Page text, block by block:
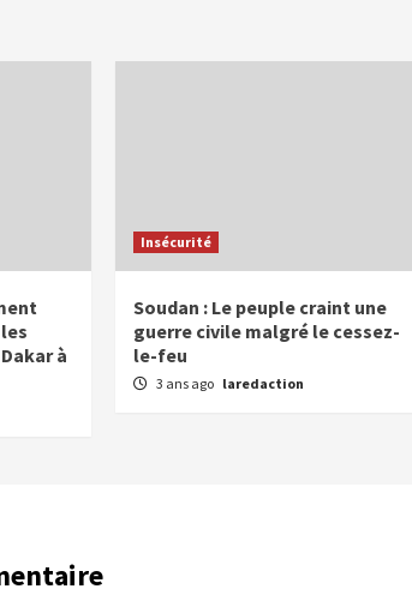
à
Insécurité
Soudan : Le peuple craint une
guerre civile malgré le cessez-
le-feu
3 ans ago laredaction